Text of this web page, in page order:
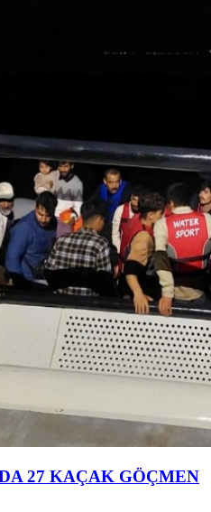
27 KAÇAK GÖÇMEN